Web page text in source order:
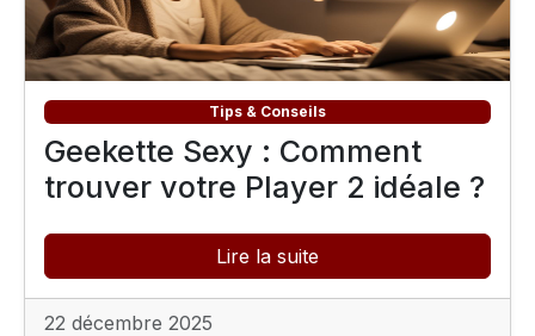
Tips & Conseils
Geekette Sexy : Comment
trouver votre Player 2 idéale ?
Lire la suite
22 décembre 2025